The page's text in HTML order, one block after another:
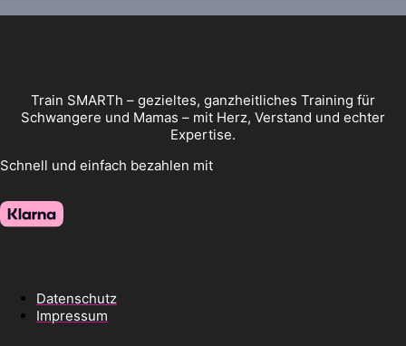
Train SMARTh – gezieltes, ganzheitliches Training für
Schwangere und Mamas – mit Herz, Verstand und echter
Expertise.
Schnell und einfach bezahlen mit
Datenschutz
Impressum